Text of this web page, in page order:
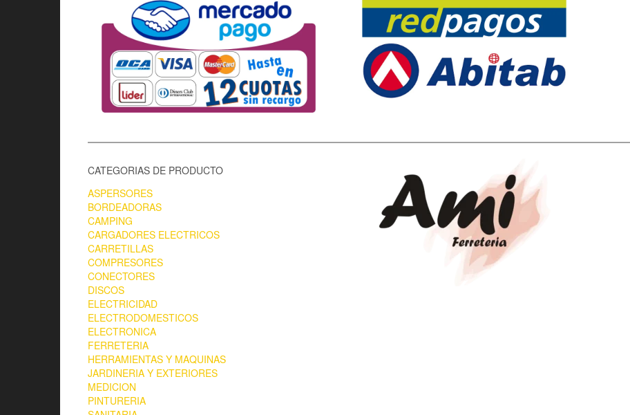
CATEGORIAS DE PRODUCTO
ASPERSORES
BORDEADORAS
CAMPING
CARGADORES ELECTRICOS
CARRETILLAS
COMPRESORES
CONECTORES
DISCOS
ELECTRICIDAD
ELECTRODOMESTICOS
ELECTRONICA
FERRETERIA
HERRAMIENTAS Y MAQUINAS
JARDINERIA Y EXTERIORES
MEDICION
PINTURERIA